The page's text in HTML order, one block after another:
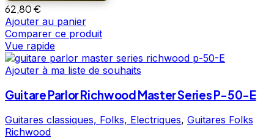
62,80€
Ajouter au panier
Comparer ce produit
Vue rapide
Ajouter à ma liste de souhaits
Guitare Parlor Richwood Master Series P-50-E
Guitares classiques, Folks, Electriques, Guitares Folks
Richwood